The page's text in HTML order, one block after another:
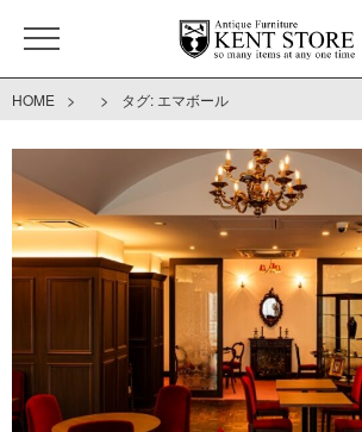
HOME > > タグ: エマボール